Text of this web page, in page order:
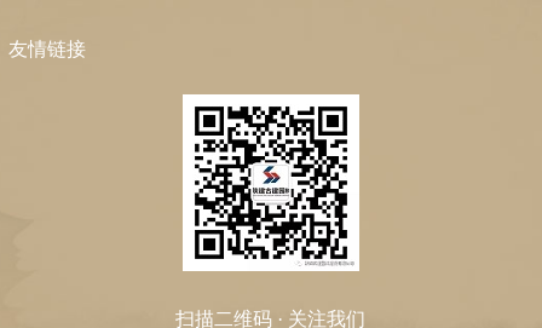
友情链接
扫描二维码 · 关注我们